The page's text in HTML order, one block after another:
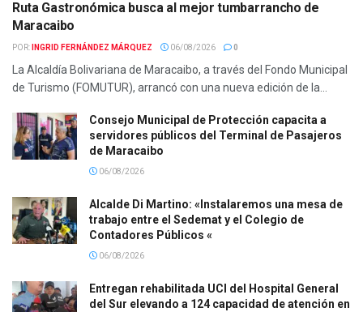
Ruta Gastronómica busca al mejor tumbarrancho de
Maracaibo
POR: INGRID FERNÁNDEZ MÁRQUEZ 06/08/2026 0
La Alcaldía Bolivariana de Maracaibo, a través del Fondo Municipal
de Turismo (FOMUTUR), arrancó con una nueva edición de la...
Consejo Municipal de Protección capacita a
servidores públicos del Terminal de Pasajeros
de Maracaibo
06/08/2026
Alcalde Di Martino: «Instalaremos una mesa de
trabajo entre el Sedemat y el Colegio de
Contadores Públicos «
06/08/2026
Entregan rehabilitada UCI del Hospital General
del Sur elevando a 124 capacidad de atención en